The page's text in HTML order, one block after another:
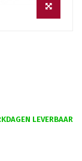
LEVERBAAR